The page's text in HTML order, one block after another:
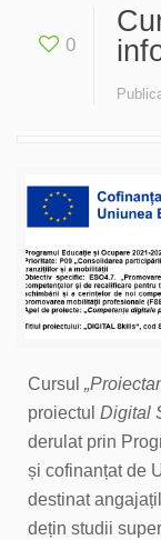
0
Cursul
proiectulDigital
derulat prin
și cofinanțat de
destinat
dețin studii